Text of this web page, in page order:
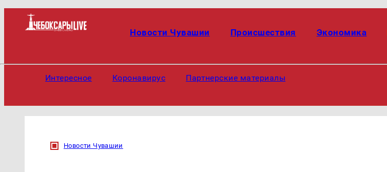
Новости Чувашии Происшествия Экономика
Интересное Коронавирус Партнерские материалы
Новости Чувашии